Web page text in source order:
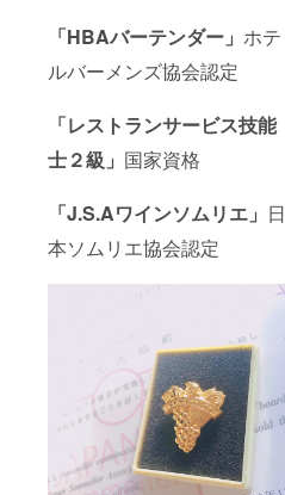
「HBAバーテンダー」 ホテ
ルバーメンズ協会認定
「レストランサービス技能
士２級」 国家資格
「J.S.Aワインソムリエ」 日
本ソムリエ協会認定